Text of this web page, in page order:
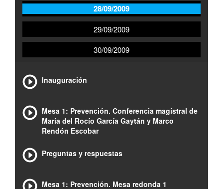
28/09/2009
29/09/2009
30/09/2009
Inauguración
Mesa 1: Prevención. Conferencia magistral de
María del Rocío García Gaytán y Marco
Rendón Escobar
Preguntas y respuestas
Mesa 1: Prevención. Mesa redonda 1